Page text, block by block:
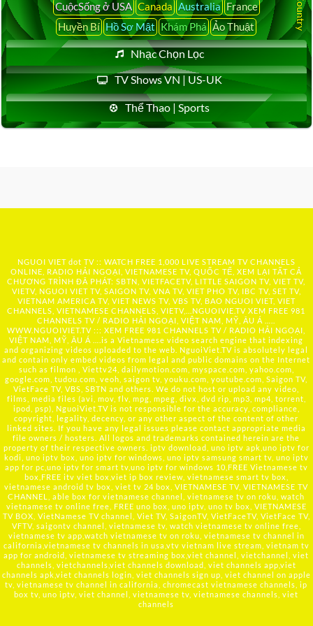
CuộcSống ở USA Canada Australia France
Huyền Bí Hồ Sơ Mật Khám Phá Ảo Thuật
Nhạc Chọn Lọc
TV Shows VN | US-UK
Thể Thao | Sports
NGUOI VIET dot TV :: WATCH FREE 1,000 LIVE STREAM TV CHANNELS
ONLINE, RADIO HẢI NGOẠI, VIETNAMESE TV, QUỐC TẾ, XEM LẠI TẤT CẢ
CHƯƠNG TRÌNH ĐÃ PHÁT: SBTN, VIETFACETV, LITTLE SAIGON TV, VIET TV,
VIETV, NGUOI VIET TV, SAIGON TV, VNA TV, VIET PHO TV, IBC TV, SET TV,
VIETNAM AMERICA TV, VIET NEWS TV, VBS TV, BAO NGUOI VIET, VIET
CHANNELS, VIETNAMESE CHANNELS, VIETV,... NGUOIVIE.TV XEM FREE 981
CHANNELS TV / RADIO HẢI NGOẠI, VIỆT NAM, MỸ, ÂU Á …..
WWW.NGUOIVIET.TV ::: XEM FREE 981 CHANNELS TV / RADIO HẢI NGOẠI,
VIỆT NAM, MỸ, ÂU Á ….is a Vietnamese video search engine that indexing
and organizing videos uploaded to the web. NguoiViet.TV is absolutely legal
and contain only embed videos from legal and public domains on the Internet
such as filmon , Viettv24, dailymotion.com, myspace.com, yahoo.com,
google.com, tudou.com, veoh, saigon tv, youku.com, youtube.com, Saigon TV,
VietFace TV, VBS, SBTN and others. We do not host or upload any video,
films, media files (avi, mov, flv, mpg, mpeg, divx, dvd rip, mp3, mp4, torrent,
ipod, psp), NguoiViet.TV is not responsible for the accuracy, compliance,
copyright, legality, decency, or any other aspect of the content of other
linked sites. If you have any legal issues please contact appropriate media
file owners / hosters. All logos and trademarks contained herein are the
property of their respective owners. iptv download, uno iptv apk,uno iptv for
kodi, uno iptv box, uno iptv for windows, uno iptv samsung smart tv, uno iptv
app for pc,uno iptv for smart tv,uno iptv for windows 10,FREE Vietnamese tv
box,FREE itv viet box,viet ip box review, vietnamese smart tv box,
vietnamese android tv box, viet tv 24 box, VIETNAMESE TV, VIETNAMESE TV
CHANNEL, able box for vietnamese channel, vietnamese tv on roku, watch
vietnamese tv online free, FREE uno box, uno iptv, uno tv box, VIETNAMESE
TV BOX, VietNamese TV channel, Viet TV, SaigonTV, VietFaceTV, VietFace TV,
VFTV, saigontv channel, vietnamese tv, watch vietnamese tv online free,
vietnamese tv app,watch vietnamese tv on roku, vietnamese tv channel in
california,vietnamese tv channels in usa,vtv vietnam live stream, vietnam tv
app for android, vietnamese tv streaming box,viet channel, vietchannel, viet
channels, vietchannels,viet channels download, viet channels app,viet
channels apk,viet channels login, viet channels sign up, viet channel on apple
tv, vietnamese tv channel in california, chromecast vietnamese channels, ip
box tv, uno iptv, viet channel, vietnamese tv, vietnamese channels, viet
channels